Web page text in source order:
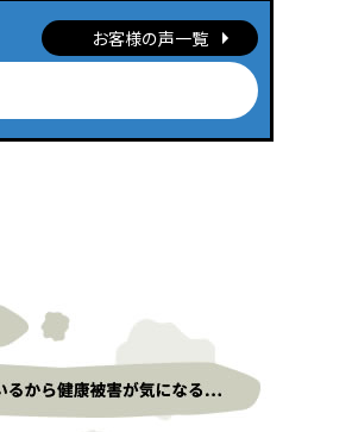
お客様の声一覧